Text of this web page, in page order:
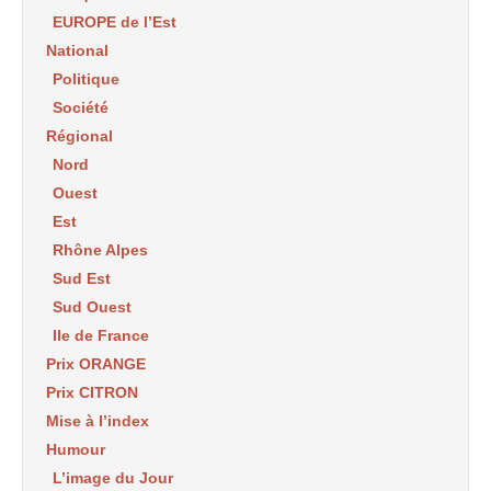
EUROPE de l’Est
National
Politique
Société
Régional
Nord
Ouest
Est
Rhône Alpes
Sud Est
Sud Ouest
Ile de France
Prix ORANGE
Prix CITRON
Mise à l’index
Humour
L’image du Jour